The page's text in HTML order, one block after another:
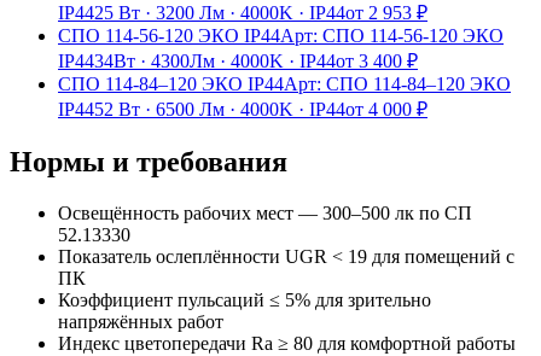
IP4425 Вт · 3200 Лм · 4000K · IP44от 2 953 ₽
СПО 114-56-120 ЭКО IP44Арт: СПО 114-56-120 ЭКО
IP4434Вт · 4300Лм · 4000K · IP44от 3 400 ₽
СПО 114-84–120 ЭКО IP44Арт: СПО 114-84–120 ЭКО
IP4452 Вт · 6500 Лм · 4000K · IP44от 4 000 ₽
Нормы и требования
Освещённость рабочих мест — 300–500 лк по СП
52.13330
Показатель ослеплённости UGR < 19 для помещений с
ПК
Коэффициент пульсаций ≤ 5% для зрительно
напряжённых работ
Индекс цветопередачи Ra ≥ 80 для комфортной работы